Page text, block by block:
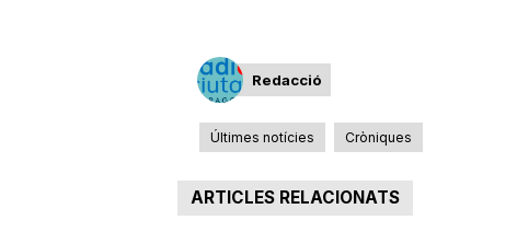
Redacció
Últimes notícies Cròniques
ARTICLES RELACIONATS